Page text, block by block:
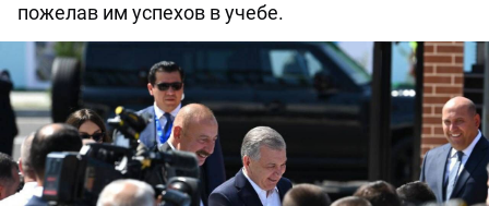
пожелав им успехов в учебе.